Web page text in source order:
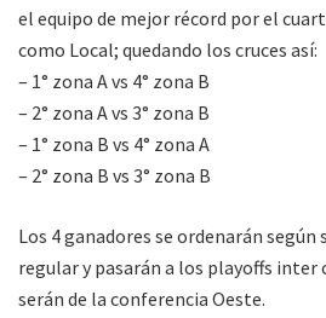
el equipo de mejor récord por el
como Local; quedando los cruces así:
– 1° zona A vs 4° zona B
– 2° zona A vs 3° zona B
– 1° zona B vs 4° zona A
– 2° zona B vs 3° zona B
Los 4 ganadores se ordenarán según
regular y pasarán a los playoffs inter
serán de la conferencia Oeste.